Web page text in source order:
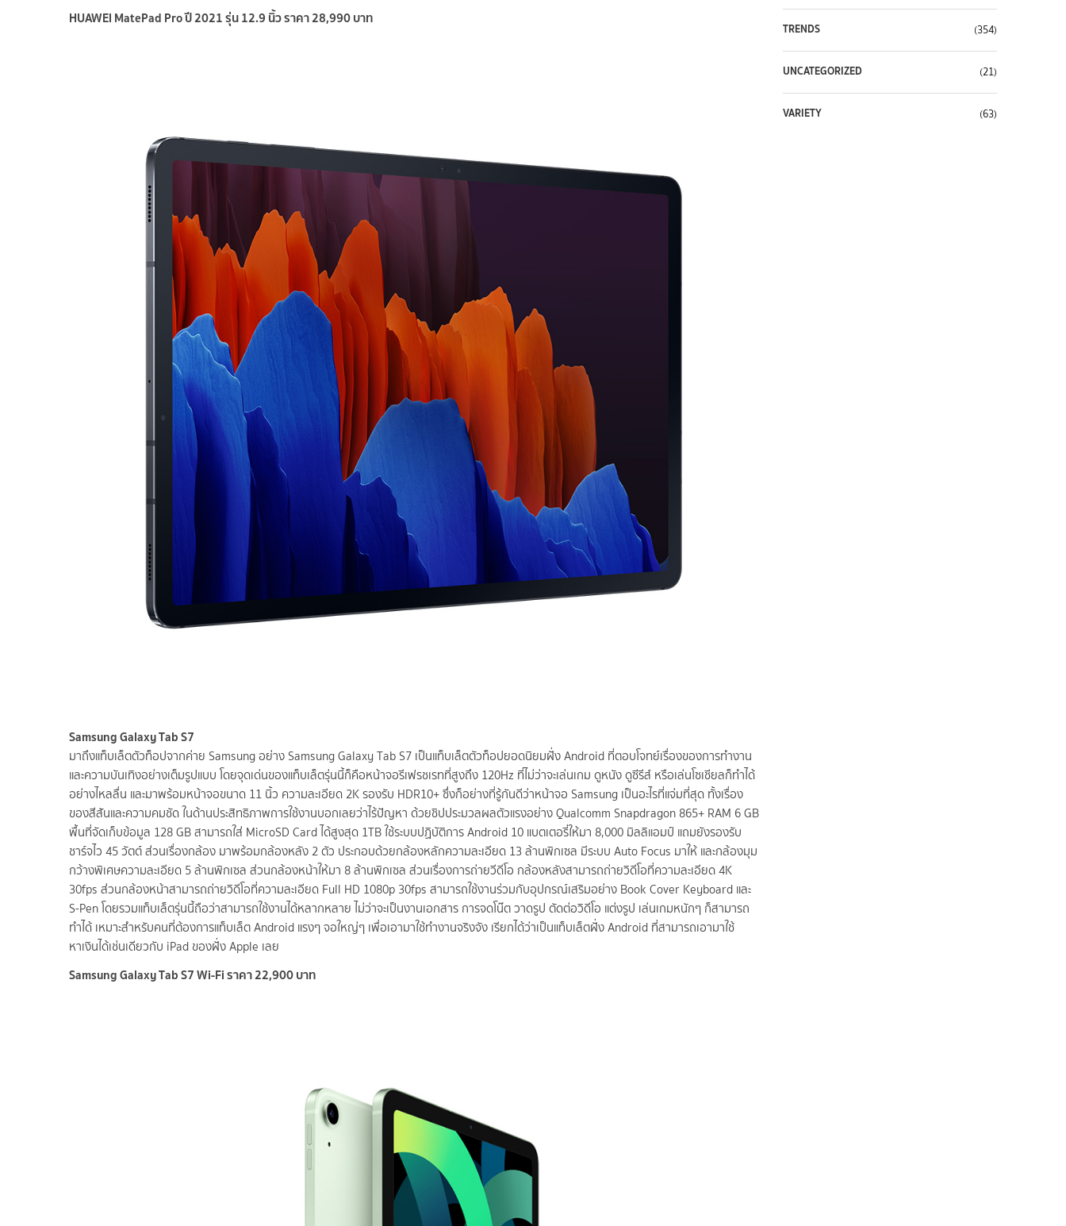
HUAWEI MatePad Pro ปี 2021 รุ่น 12.9 นิ้ว ราคา 28,990 บาท
Samsung Galaxy Tab S7
มาถึงแท็บเล็ตตัวท็อปจากค่าย Samsung อย่าง Samsung Galaxy Tab S7 เป็นแท็บเล็ตตัวท็อปยอดนิยมฝั่ง Android ที่ตอบโจทย์เรื่องของการทำงาน
และความบันเทิงอย่างเต็มรูปแบบ โดยจุดเด่นของแท็บเล็ตรุ่นนี้ก็คือหน้าจอรีเฟรชเรทที่สูงถึง 120Hz ที่ไม่ว่าจะเล่นเกม ดูหนัง ดูซีรีส์ หรือเล่นโซเชียลก็ทำได้
อย่างไหลลื่น และมาพร้อมหน้าจอขนาด 11 นิ้ว ความละเอียด 2K รองรับ HDR10+ ซึ่งก็อย่างที่รู้กันดีว่าหน้าจอ Samsung เป็นอะไรที่แจ่มที่สุด ทั้งเรื่อง
ของสีสันและความคมชัด ในด้านประสิทธิภาพการใช้งานบอกเลยว่าไร้ปัญหา ด้วยชิปประมวลผลตัวแรงอย่าง Qualcomm Snapdragon 865+ RAM 6 GB
พื้นที่จัดเก็บข้อมูล 128 GB สามารถใส่ MicroSD Card ได้สูงสุด 1TB ใช้ระบบปฏิบัติการ Android 10 แบตเตอรี่ให้มา 8,000 มิลลิแอมป์ แถมยังรองรับ
ชาร์จไว 45 วัตต์ ส่วนเรื่องกล้อง มาพร้อมกล้องหลัง 2 ตัว ประกอบด้วยกล้องหลักความละเอียด 13 ล้านพิกเซล มีระบบ Auto Focus มาให้ และกล้องมุม
กว้างพิเศษความละเอียด 5 ล้านพิกเซล ส่วนกล้องหน้าให้มา 8 ล้านพิกเซล ส่วนเรื่องการถ่ายวีดีโอ กล้องหลังสามารถถ่ายวิดีโอที่ความละเอียด 4K
30fps ส่วนกล้องหน้าสามารถถ่ายวิดีโอที่ความละเอียด Full HD 1080p 30fps สามารถใช้งานร่วมกับอุปกรณ์เสริมอย่าง Book Cover Keyboard และ
S-Pen โดยรวมแท็บเล็ตรุ่นนี้ถือว่าสามารถใช้งานได้หลากหลาย ไม่ว่าจะเป็นงานเอกสาร การจดโน๊ต วาดรูป ตัดต่อวิดีโอ แต่งรูป เล่นเกมหนักๆ ก็สามารถ
ทำได้ เหมาะสำหรับคนที่ต้องการแท็บเล็ต Android แรงๆ จอใหญ่ๆ เพื่อเอามาใช้ทำงานจริงจัง เรียกได้ว่าเป็นแท็บเล็ตฝั่ง Android ที่สามารถเอามาใช้
หาเงินได้เช่นเดียวกับ iPad ของฝั่ง Apple เลย
Samsung Galaxy Tab S7 Wi-Fi ราคา 22,900 บาท
TRENDS (354)
UNCATEGORIZED (21)
VARIETY (63)